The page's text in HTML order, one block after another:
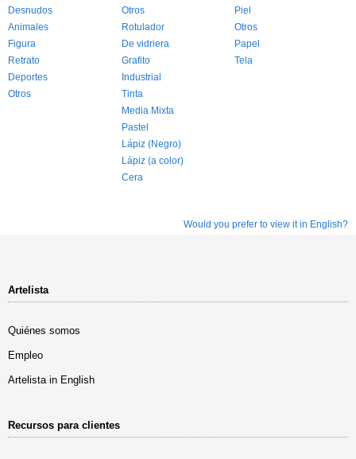
Desnudos
Animales
Figura
Retrato
Deportes
Otros
Otros
Rotulador
De vidriera
Grafito
Industrial
Tinta
Media Mixta
Pastel
Lápiz (Negro)
Lápiz (a color)
Cera
Piel
Otros
Papel
Tela
Would you prefer to view it in English?
Artelista
Quiénes somos
Empleo
Artelista in English
Recursos para clientes